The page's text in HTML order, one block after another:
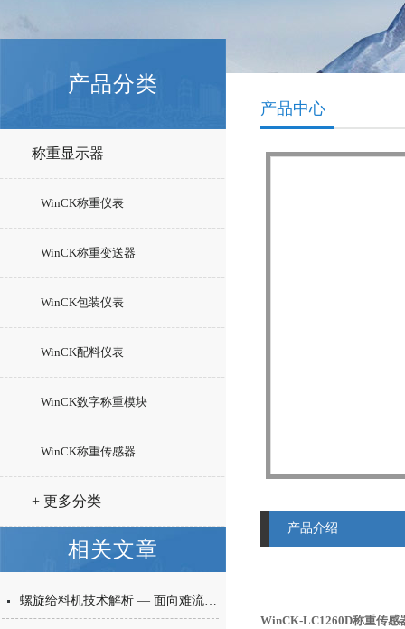
产品分类
称重显示器
WinCK称重仪表
WinCK称重变送器
WinCK包装仪表
WinCK配料仪表
WinCK数字称重模块
WinCK称重传感器
+ 更多分类
相关文章
螺旋给料机技术解析 — 面向难流动性粉体的微量高精度称重给料解决方案
产品中心
产品介绍
WinCK-LC1260D称重传感